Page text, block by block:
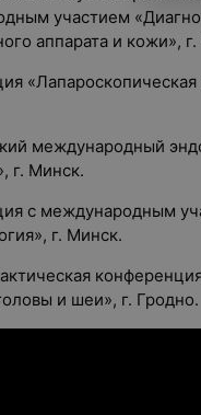
участием
аппарата и кожи»,
международный
г. Минск.
с международным
г. Минск.
и шеи», г. Гродно.